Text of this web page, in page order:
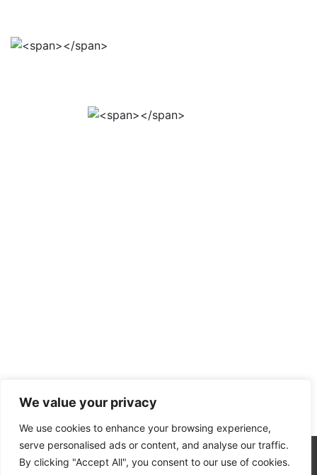
We value your privacy
We use cookies to enhance your browsing experience,
serve personalised ads or content, and analyse our traffic.
By clicking "Accept All", you consent to our use of cookies.